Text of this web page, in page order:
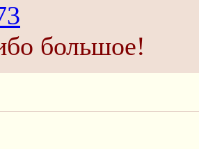
большое!